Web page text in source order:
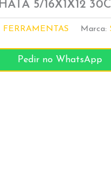
5/16X1X12
FERRAMENTAS Marca:
Pedir no WhatsApp